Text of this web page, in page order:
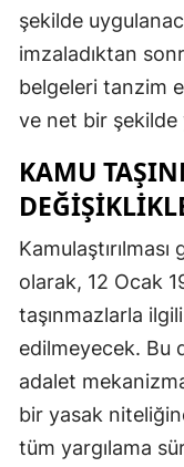
şekilde
imzaladıktan
belgeleri tanzim
ve net bir
KAMU
olarak, 12 Ocak
taşınmazlarla
edilmeyecek. Bu
adalet
bir yasak
tüm yargılama